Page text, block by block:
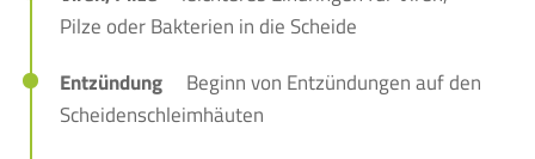
Pilze oder Bakterien in die Scheide
Entzündung
Beginn von Entzündungen auf den
Scheidenschleimhäuten